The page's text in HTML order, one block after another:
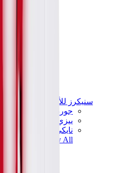
سنيكرز للأطفال
جوردن للأطفال
ييزي للأطفال
نايكي للأطفال
View All